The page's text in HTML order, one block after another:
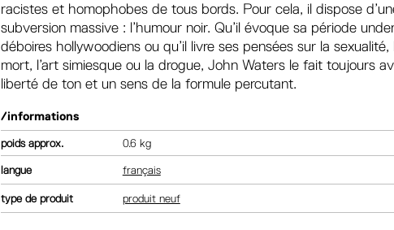
racistes et homophobes de tous bords. Pour cela, il dispose
subversion massive : l’humour noir. Qu’il évoque sa période
déboires hollywoodiens ou qu’il livre ses pensées sur la
mort, l’art simiesque ou la drogue, John Waters le fait toujours
liberté de ton et un sens de la formule percutant.
/informations
poids 0.6 kg
langue français
type de produit produit neuf